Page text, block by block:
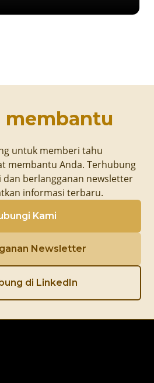
membantu
untuk memberi tahu
membantu Anda. Terhubung
dan berlangganan newsletter
informasi terbaru.
Kami
Newsletter
di LinkedIn